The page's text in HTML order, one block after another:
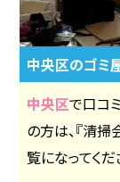
中央区のゴ
中央区で口コ
の方は、『清
覧になってくだ